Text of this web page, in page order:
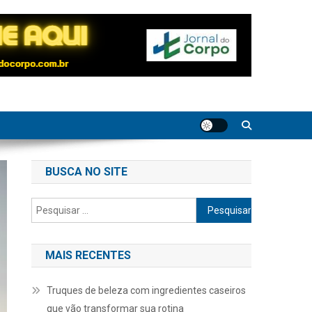
BUSCA NO SITE
Pesquisar
por:
MAIS RECENTES
Truques de beleza com ingredientes caseiros
que vão transformar sua rotina